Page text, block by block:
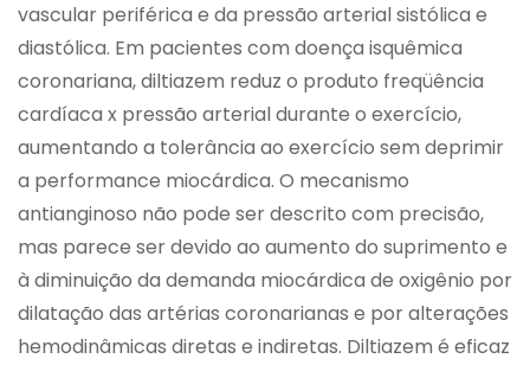
vascular periférica e da pressão arterial sistólica e
diastólica. Em pacientes com doença isquêmica
coronariana, diltiazem reduz o produto freqüência
cardíaca x pressão arterial durante o exercício,
aumentando a tolerância ao exercício sem deprimir
a performance miocárdica. O mecanismo
antianginoso não pode ser descrito com precisão,
mas parece ser devido ao aumento do suprimento e
à diminuição da demanda miocárdica de oxigênio por
dilatação das artérias coronarianas e por alterações
hemodinâmicas diretas e indiretas. Diltiazem é eficaz